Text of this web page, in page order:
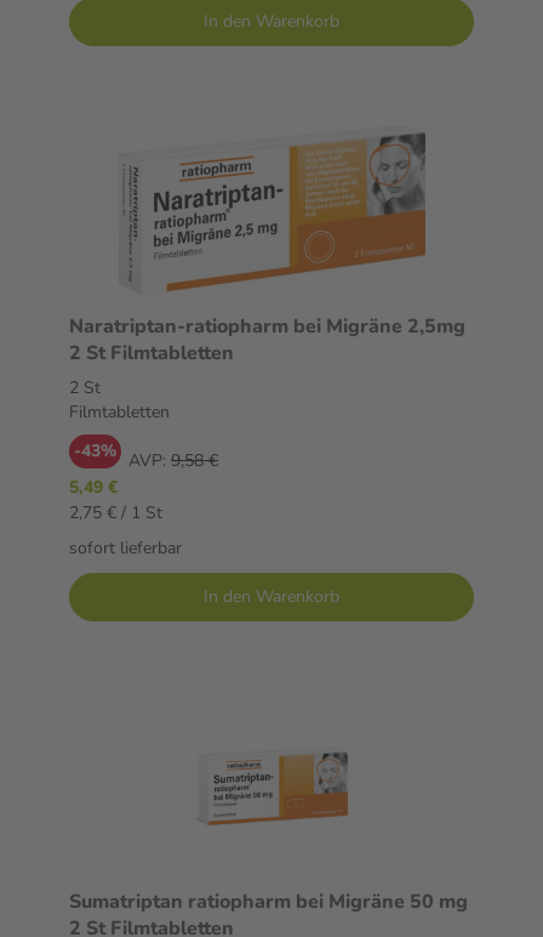
In den Warenkorb
Naratriptan-ratiopharm bei Migräne 2,5mg
2 St Filmtabletten
2 St
Filmtabletten
-43% AVP: 9,58 €
5,49 €
2,75 € / 1 St
sofort lieferbar
In den Warenkorb
Sumatriptan ratiopharm bei Migräne 50 mg
2 St Filmtabletten